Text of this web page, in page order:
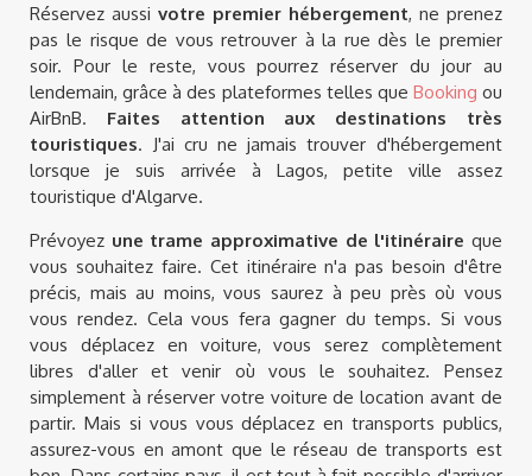
Réservez aussivotre premier hébergement, ne prenez
pas le risque de vous retrouver à la rue dès le premier
soir. Pour le reste, vous pourrez réserver du jour au
lendemain, grâce à des plateformes telles que Booking ou
AirBnB. Faites attention aux destinations très
touristiques. J'ai cru ne jamais trouver d'hébergement
lorsque je suis arrivée à Lagos, petite ville assez
touristique d'Algarve.
Prévoyez une trame approximative de l'itinéraire que
vous souhaitez faire. Cet itinéraire n'a pas besoin d'être
précis, mais au moins, vous saurez à peu près où vous
vous rendez. Cela vous fera gagner du temps. Si vous
vous déplacez en voiture, vous serez complètement
libres d'aller et venir où vous le souhaitez. Pensez
simplement à réserver votre voiture de location avant de
partir. Mais si vous vous déplacez en transports publics,
assurez-vous en amont que le réseau de transports est